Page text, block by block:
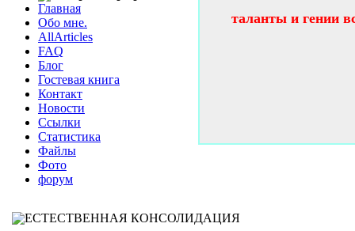
Главная
Обо мне.
AllArticles
FAQ
Блог
Гостевая книга
Контакт
Новости
Ссылки
Статистика
Файлы
Фото
форум
ЕСТЕСТВЕННАЯ КОНСОЛИДАЦИЯ
таланты и гении